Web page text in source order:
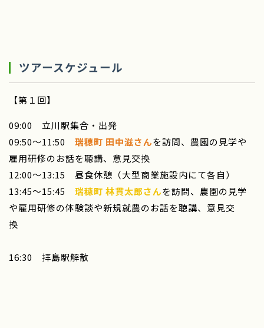
ツアースケジュール
【第１回】
09:00 立川駅集合・出発
09:50～11:50 瑞穂町 田中滋さんを訪問、農園の見学や
雇用研修のお話を聴講、意見交換
12:00～13:15 昼食休憩（大型商業施設内にて各自）
13:45～15:45 瑞穂町 林貫太郎さんを訪問、農園の見学
や雇用研修の体験談や新規就農のお話を聴講、意見交
換
16:30 拝島駅解散